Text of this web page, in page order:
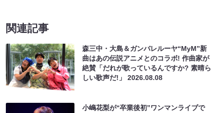
関連記事
森三中・大島＆ガンバレルーヤ“MyM”新
曲はあの伝説アニメとのコラボ! 作曲家が
絶賛「だれが歌っているんですか? 素晴ら
しい歌声だ!」2026.08.08
小嶋花梨が“卒業後初”ワンマンライブで